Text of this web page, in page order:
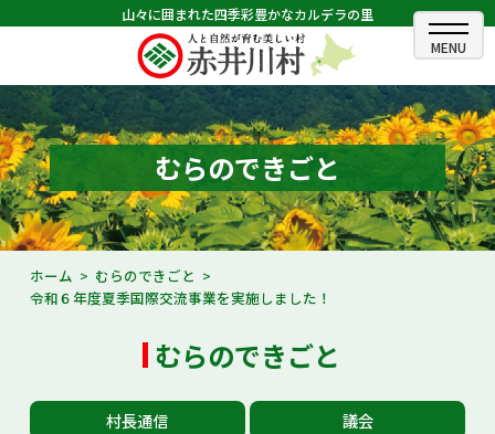
山々に囲まれた四季彩豊かなカルデラの里
ホーム
むらのできごと
むらのプロフィール
くらしの情報
村長室
観光・イベント情報
むらのできごと
ホーム
むらのできごと
令和６年度夏季国際交流事業を実施しました！
むらのできごと
村長通信
議会